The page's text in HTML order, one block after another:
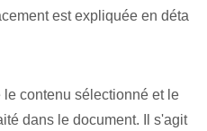
est expliquée en déta
le contenu sélectionné et le
dans le document. Il s'agit